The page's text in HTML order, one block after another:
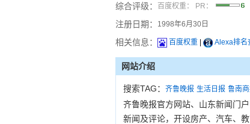
综合评级： 百度权重： PR：
注册日期： 1998年6月30日
相关信息： 百度权重 Alexa排名
网站介绍
搜索TAG： 齐鲁晚报 生活日报 鲁南
齐鲁晚报官方网站、山东新闻门
新闻及评论，开设房产、汽车、